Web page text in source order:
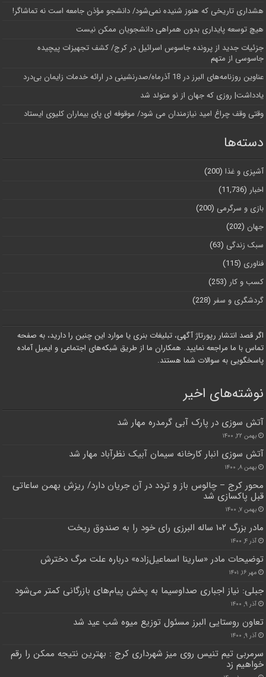
هشداری تاریخی که هنوز شنیده نمی‌شود/ دانشجو مؤذن جامعه است نه تماشاگر!
هیچ توسعه پایداری بدون همراهی دانشجویان ممکن نیست
جزئیات جدید از پرونده جاسوس اسرائیل در کرج/‌ کشف تجهیزات پیچیده
جاسوسی از متهم
عناوین روزنامه‌های البرز در ‌18 آذرماه/صدرنشینی در ارائه خدمات زایمان بی‌درد
یادداشت| روزی که جهان از نو متولد شد
وقتی وقف چراغ امید نیازمندان می شود/ موقوفه ای پای بیماران کلیوی ایستاد
دسته‌ها
آشپزی و غذا (200)
اخبار (11,736)
بازی و سرگرمی (200)
جهان (202)
سبک زندگی (63)
فناوری (115)
کسب و کار (253)
گردشگری و سفر (228)
اگر قصد انتشار رپورتاژ آگهی، تبلیغات بنری یا موارد این چنین را دارید، به صفحه
تماس با ما مراجعه نمایید. همکاران ما از طریق شبکه‌های اجتماعی و ایمیل آماده
پاسخگویی به سوالات شما هستند.
نوشته‌های اخیر
آتش سوزی در پارک آبی گرمدره مهار شد
بهمن ۲۲, ۱۴۰۰
آتش سوزی انبار کارخانه سیمان آبیک نظرآباد مهار شد
بهمن ۸, ۱۴۰۰
محور کرج – چالوس باز و تردد در آن جریان دارد/ ریزش بهمن ساعاتی
قبل پاکسازی شد
بهمن ۷, ۱۴۰۰
مادر بزرگ ۱۰۲ ساله البرزی رای خود را به صندوق ریخت
آذر ۴, ۱۴۰۰
توضیحات مادر «سارینا اسماعیل‌زاده» درباره علت مرگ دخترش
مهر ۱۶, ۱۴۰۱
جبلی: نیاز اجباری صداوسیما به پخش پیام‌های بازرگانی کمتر می‌شود
آذر ۹, ۱۴۰۰
تعاون روستایی البرز مسئول توزیع میوه شب عید شد
آذر ۹, ۱۴۰۰
سرمربی تیم تنیس روی میز شهرداری کرج : بهترین نتیجه ممکن را رقم
خواهیم زد